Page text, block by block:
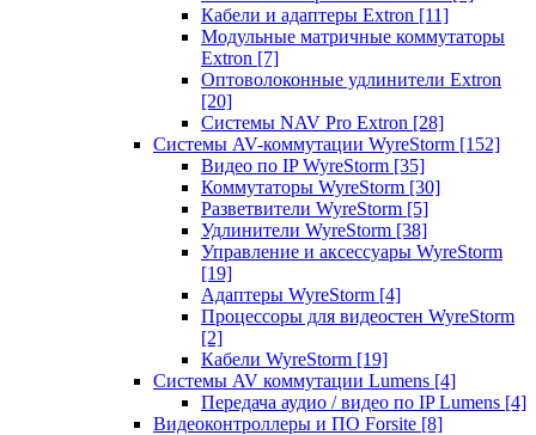
Кабели и адаптеры Extron [11]
Модульные матричные коммутаторы
Extron [7]
Оптоволоконные удлинители Extron
[20]
Системы NAV Pro Extron [28]
Системы AV-коммутации WyreStorm [152]
Видео по IP WyreStorm [35]
Коммутаторы WyreStorm [30]
Разветвители WyreStorm [5]
Удлинители WyreStorm [38]
Управление и аксессуары WyreStorm
[19]
Адаптеры WyreStorm [4]
Процессоры для видеостен WyreStorm
[2]
Кабели WyreStorm [19]
Системы AV коммутации Lumens [4]
Передача аудио / видео по IP Lumens [4]
Видеоконтроллеры и ПО Forsite [8]